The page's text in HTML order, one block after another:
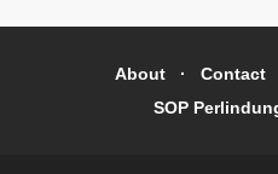
About Contact
SOP